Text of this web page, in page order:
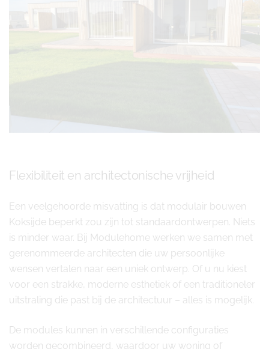
Flexibiliteit en architectonische vrijheid
Een veelgehoorde misvatting is dat modulair bouwen
Koksijde beperkt zou zijn tot standaardontwerpen. Niets
is minder waar. Bij Modulehome werken we samen met
gerenommeerde architecten die uw persoonlijke
wensen vertalen naar een uniek ontwerp. Of u nu kiest
voor een strakke, moderne esthetiek of een traditioneler
uitstraling die past bij de architectuur – alles is mogelijk.
De modules kunnen in verschillende configuraties
worden gecombineerd, waardoor uw woning of